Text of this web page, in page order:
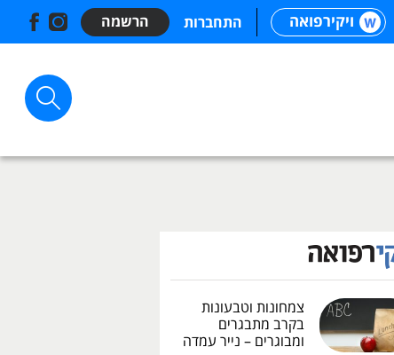
ויקירפואה התחברות הרשמה
צמחונות וטבעונות
בקרב מתבגרים
ומבוגרים – נייר עמדה